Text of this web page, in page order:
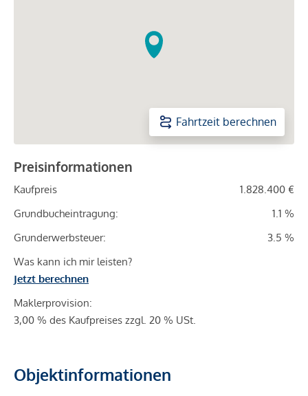
Fahrtzeit berechnen
Preisinformationen
Kaufpreis
1.828.400 €
Grundbucheintragung:
1.1 %
Grunderwerbsteuer:
3.5 %
Was kann ich mir leisten?
Jetzt berechnen
Maklerprovision:
3,00 % des Kaufpreises zzgl. 20 % USt.
Objektinformationen